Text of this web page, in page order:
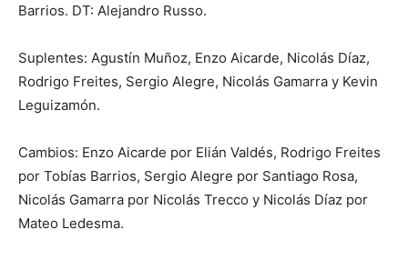
Barrios. DT: Alejandro Russo.
Suplentes: Agustín Muñoz, Enzo Aicarde, Nicolás Díaz,
Rodrigo Freites, Sergio Alegre, Nicolás Gamarra y Kevin
Leguizamón.
Cambios: Enzo Aicarde por Elián Valdés, Rodrigo Freites
por Tobías Barrios, Sergio Alegre por Santiago Rosa,
Nicolás Gamarra por Nicolás Trecco y Nicolás Díaz por
Mateo Ledesma.